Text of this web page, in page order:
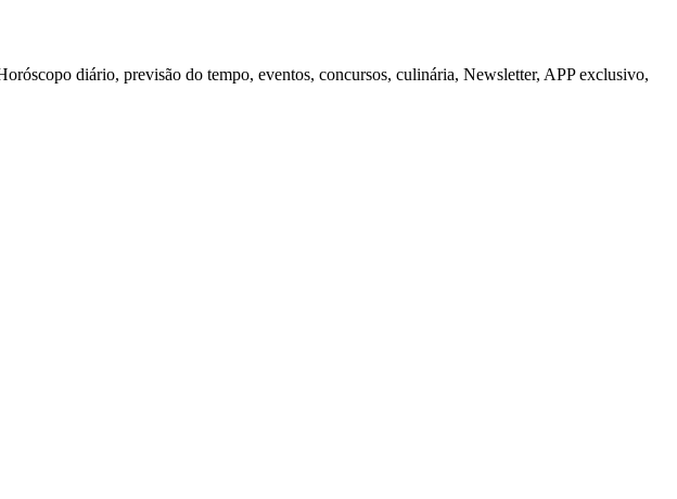
diário, previsão do tempo, eventos, concursos, culinária, Newsletter, APP exclusivo,